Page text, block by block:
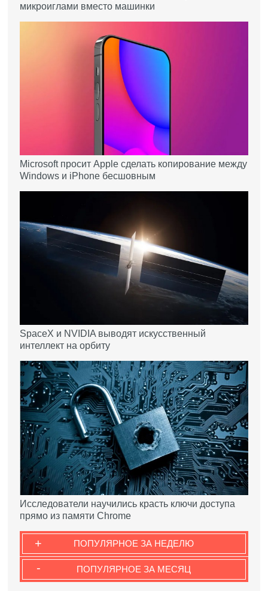
микроиглами вместо машинки
Microsoft просит Apple сделать копирование между
Windows и iPhone бесшовным
SpaceX и NVIDIA выводят искусственный
интеллект на орбиту
Исследователи научились красть ключи доступа
прямо из памяти Chrome
ПОПУЛЯРНОЕ ЗА НЕДЕЛЮ
+
ПОПУЛЯРНОЕ ЗА МЕСЯЦ
-